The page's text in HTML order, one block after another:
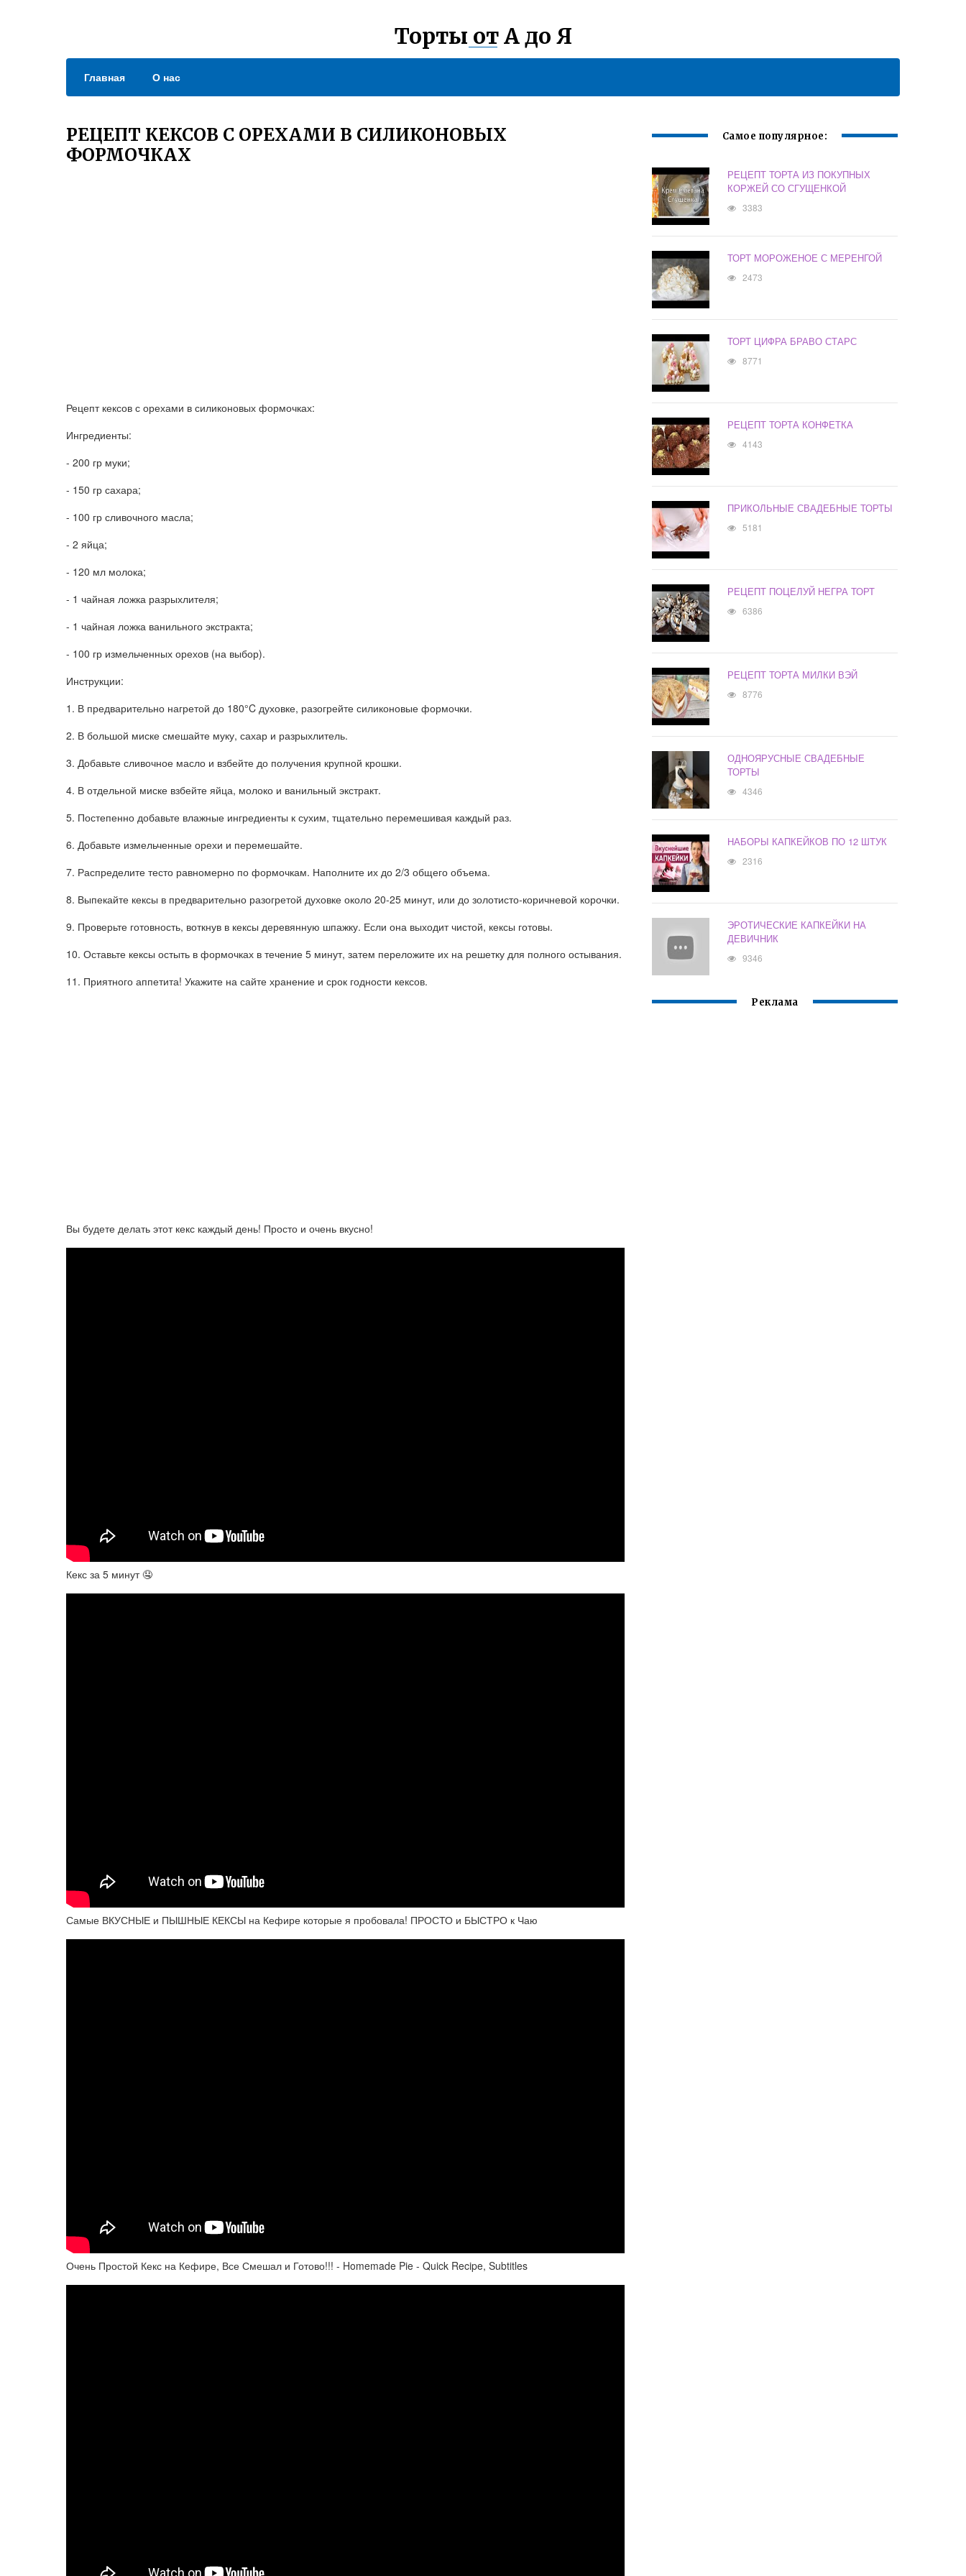
Торты от А до Я
Главная О нас
РЕЦЕПТ КЕКСОВ С ОРЕХАМИ В СИЛИКОНОВЫХ
ФОРМОЧКАХ
Рецепт кексов с орехами в силиконовых формочках:
Ингредиенты:
- 200 гр муки;
- 150 гр сахара;
- 100 гр сливочного масла;
- 2 яйца;
- 120 мл молока;
- 1 чайная ложка разрыхлителя;
- 1 чайная ложка ванильного экстракта;
- 100 гр измельченных орехов (на выбор).
Инструкции:
1. В предварительно нагретой до 180°C духовке, разогрейте силиконовые формочки.
2. В большой миске смешайте муку, сахар и разрыхлитель.
3. Добавьте сливочное масло и взбейте до получения крупной крошки.
4. В отдельной миске взбейте яйца, молоко и ванильный экстракт.
5. Постепенно добавьте влажные ингредиенты к сухим, тщательно перемешивая каждый раз.
6. Добавьте измельченные орехи и перемешайте.
7. Распределите тесто равномерно по формочкам. Наполните их до 2/3 общего объема.
8. Выпекайте кексы в предварительно разогретой духовке около 20-25 минут, или до золотисто-коричневой корочки.
9. Проверьте готовность, воткнув в кексы деревянную шпажку. Если она выходит чистой, кексы готовы.
10. Оставьте кексы остыть в формочках в течение 5 минут, затем переложите их на решетку для полного остывания.
11. Приятного аппетита! Укажите на сайте хранение и срок годности кексов.
Вы будете делать этот кекс каждый день! Просто и очень вкусно!
Кекс за 5 минут 🤤
Самые ВКУСНЫЕ и ПЫШНЫЕ КЕКСЫ на Кефире которые я пробовала! ПРОСТО и БЫСТРО к Чаю
Очень Простой Кекс на Кефире, Все Смешал и Готово!!! - Homemade Pie - Quick Recipe, Subtitles
Самое популярное:
РЕЦЕПТ ТОРТА ИЗ ПОКУПНЫХ
КОРЖЕЙ СО СГУЩЕНКОЙ
3383
ТОРТ МОРОЖЕНОЕ С МЕРЕНГОЙ
2473
ТОРТ ЦИФРА БРАВО СТАРС
8771
РЕЦЕПТ ТОРТА КОНФЕТКА
4143
ПРИКОЛЬНЫЕ СВАДЕБНЫЕ ТОРТЫ
5181
РЕЦЕПТ ПОЦЕЛУЙ НЕГРА ТОРТ
6386
РЕЦЕПТ ТОРТА МИЛКИ ВЭЙ
8776
ОДНОЯРУСНЫЕ СВАДЕБНЫЕ
ТОРТЫ
4346
НАБОРЫ КАПКЕЙКОВ ПО 12 ШТУК
2316
ЭРОТИЧЕСКИЕ КАПКЕЙКИ НА
ДЕВИЧНИК
9346
Реклама